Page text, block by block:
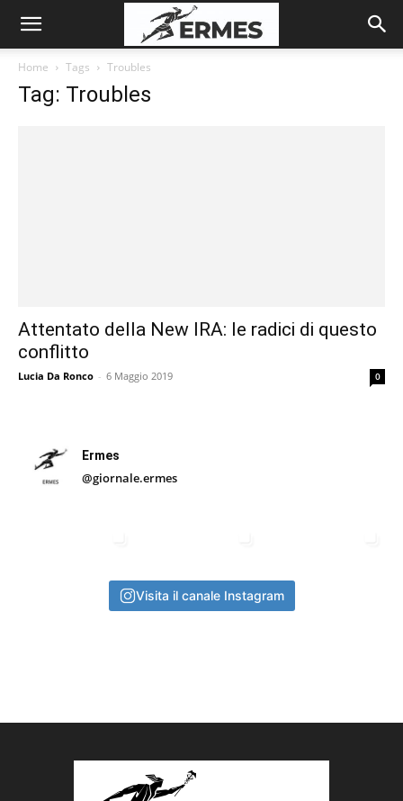
Home Tags Troubles
Tag: Troubles
Attentato della New IRA: le radici di questo
conflitto
Lucia Da Ronco - 6 Maggio 2019 0
Ermes
@giornale.ermes
Visita il canale Instagram